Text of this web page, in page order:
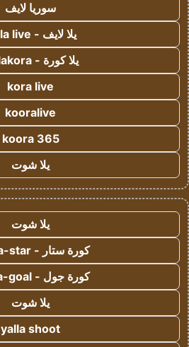
سوريا لايف
يلا لايف - yalla live
يلا كورة - yallakora
kora live
kooralive
koora 365
يلا شوت
يلا شوت
كورة ستار - koora-star
كورة جول - koora-goal
يلا شوت
yalla shoot